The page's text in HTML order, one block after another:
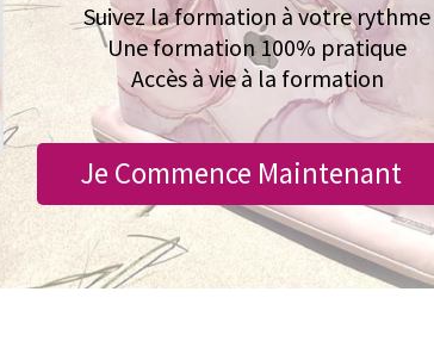
Suivez la formation à votre rythme
Une formation 100% pratique
Accès à vie à la formation
Je Commence Maintenant